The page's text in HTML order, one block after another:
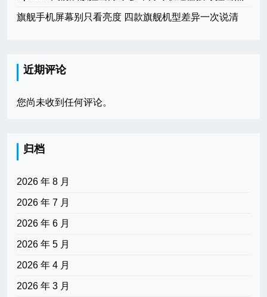
旗舰手机屏幕别只看亮度 四款旗舰机型差异一次说清
近期评论
您尚未收到任何评论。
归档
2026 年 8 月
2026 年 7 月
2026 年 6 月
2026 年 5 月
2026 年 4 月
2026 年 3 月